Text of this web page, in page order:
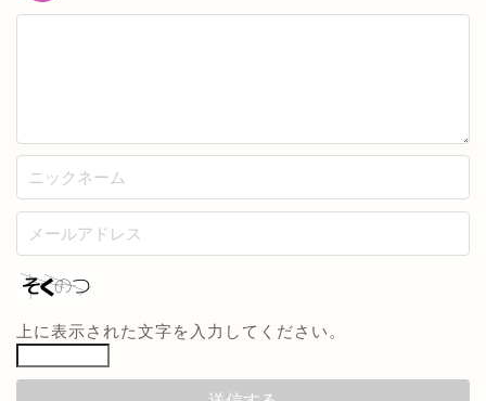
上に表示された文字を入力してください。